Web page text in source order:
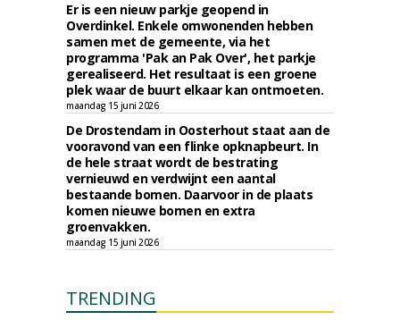
Er is een nieuw parkje geopend in
Overdinkel. Enkele omwonenden hebben
samen met de gemeente, via het
programma 'Pak an Pak Over', het parkje
gerealiseerd. Het resultaat is een groene
plek waar de buurt elkaar kan ontmoeten.
maandag 15 juni 2026
De Drostendam in Oosterhout staat aan de
vooravond van een flinke opknapbeurt. In
de hele straat wordt de bestrating
vernieuwd en verdwijnt een aantal
bestaande bomen. Daarvoor in de plaats
komen nieuwe bomen en extra
groenvakken.
maandag 15 juni 2026
TRENDING